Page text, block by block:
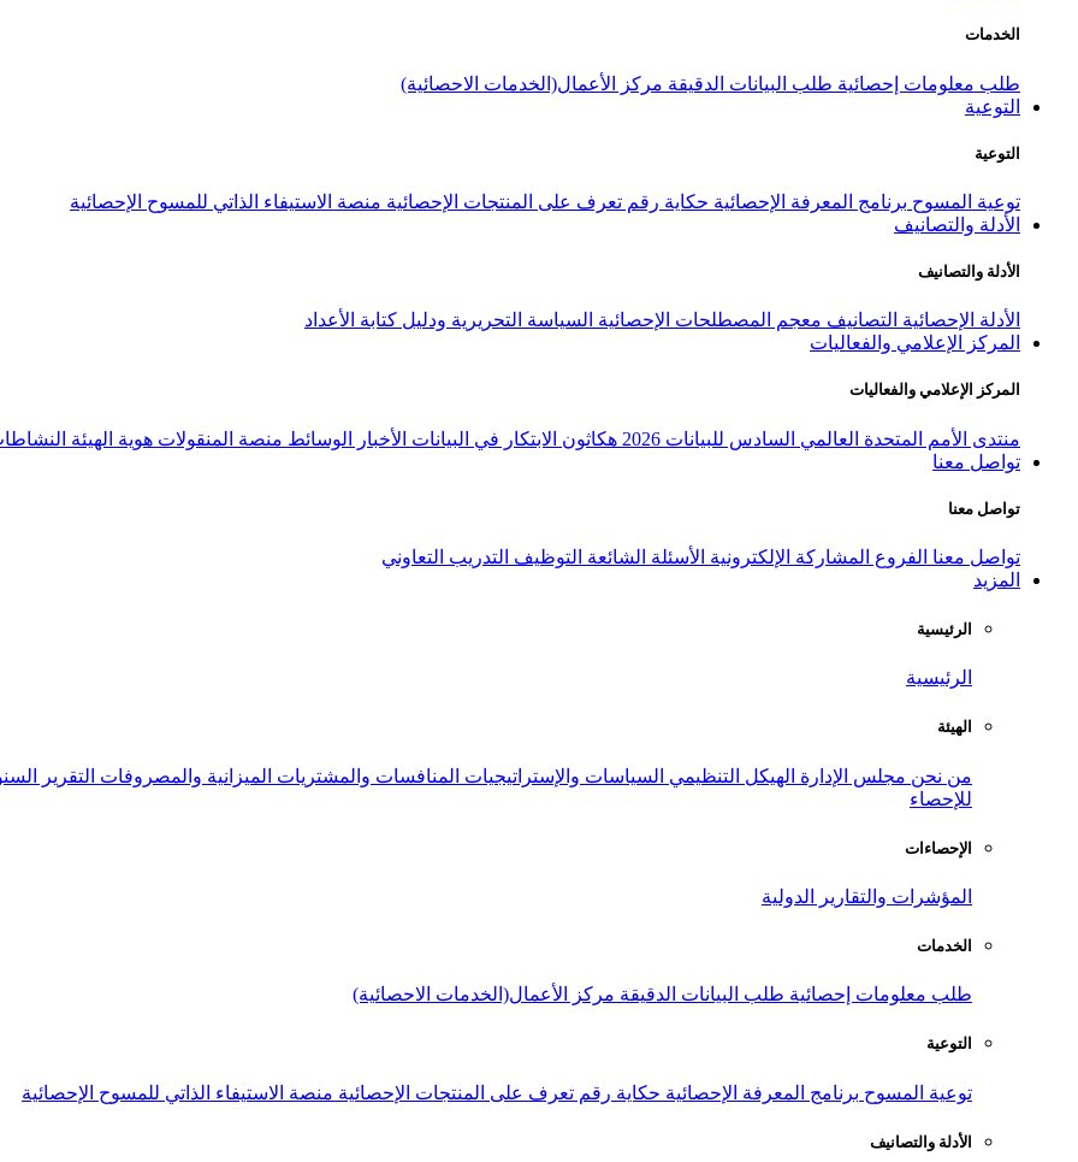
الخدمات
طلب معلومات إحصائية طلب البيانات الدقيقة مركز الأعمال(الخدمات الاحصائية)
التوعية
التوعية
توعية المسوح برنامج المعرفة الإحصائية حكاية رقم تعرف على المنتجات الإحصائية منصة الاستيفاء الذاتي للمسوح الإحصائية
الأدلة والتصانيف
الأدلة والتصانيف
الأدلة الإحصائية التصانيف معجم المصطلحات الإحصائية السياسة التحريرية ودليل كتابة الأعداد
المركز الإعلامي والفعاليات
المركز الإعلامي والفعاليات
منتدى الأمم المتحدة العالمي السادس للبيانات 2026 هكاثون الابتكار في البيانات الأخبار الوسائط منصة المنقولات هوية الهيئة
تواصل معنا
تواصل معنا
تواصل معنا الفروع المشاركة الإلكترونية الأسئلة الشائعة التوظيف التدريب التعاوني
المزيد
الرئيسية
الرئيسية
الهيئة
من نحن مجلس الإدارة الهيكل التنظيمي السياسات والإستراتيجيات المنافسات والمشتريات الميزانية والمصروفات التقرير
للإحصاء
الإحصاءات
المؤشرات والتقارير الدولية
الخدمات
طلب معلومات إحصائية طلب البيانات الدقيقة مركز الأعمال(الخدمات الاحصائية)
التوعية
توعية المسوح برنامج المعرفة الإحصائية حكاية رقم تعرف على المنتجات الإحصائية منصة الاستيفاء الذاتي للمسوح الإحصائية
الأدلة والتصانيف